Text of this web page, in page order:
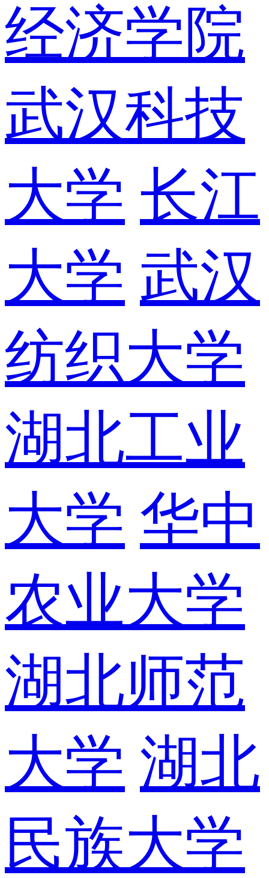
经济学院
武汉科技
大学 长江
大学 武汉
纺织大学
湖北工业
大学 华中
农业大学
湖北师范
大学 湖北
民族大学